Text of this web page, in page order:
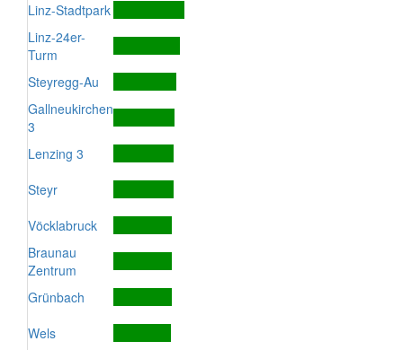
Linz-Stadtpark
Linz-24er-
Turm
Steyregg-Au
Gallneukirchen
3
Lenzing 3
Steyr
Vöcklabruck
Braunau
Zentrum
Grünbach
Wels